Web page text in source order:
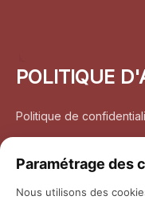
POLITIQUE
Politique de
Paramétrage des
Nous utilisons des